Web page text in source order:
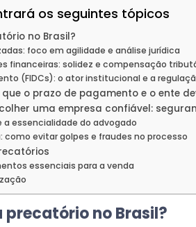
os seguintes tópicos
no Brasil?
foco em agilidade e análise jurídica
financeiras: solidez e compensação
(FIDCs): o ator institucional e a
o prazo de pagamento e o ente
uma empresa confiável:
a essencialidade do advogado
como evitar golpes e fraudes no processo
essenciais para a venda
precatório no Brasil?